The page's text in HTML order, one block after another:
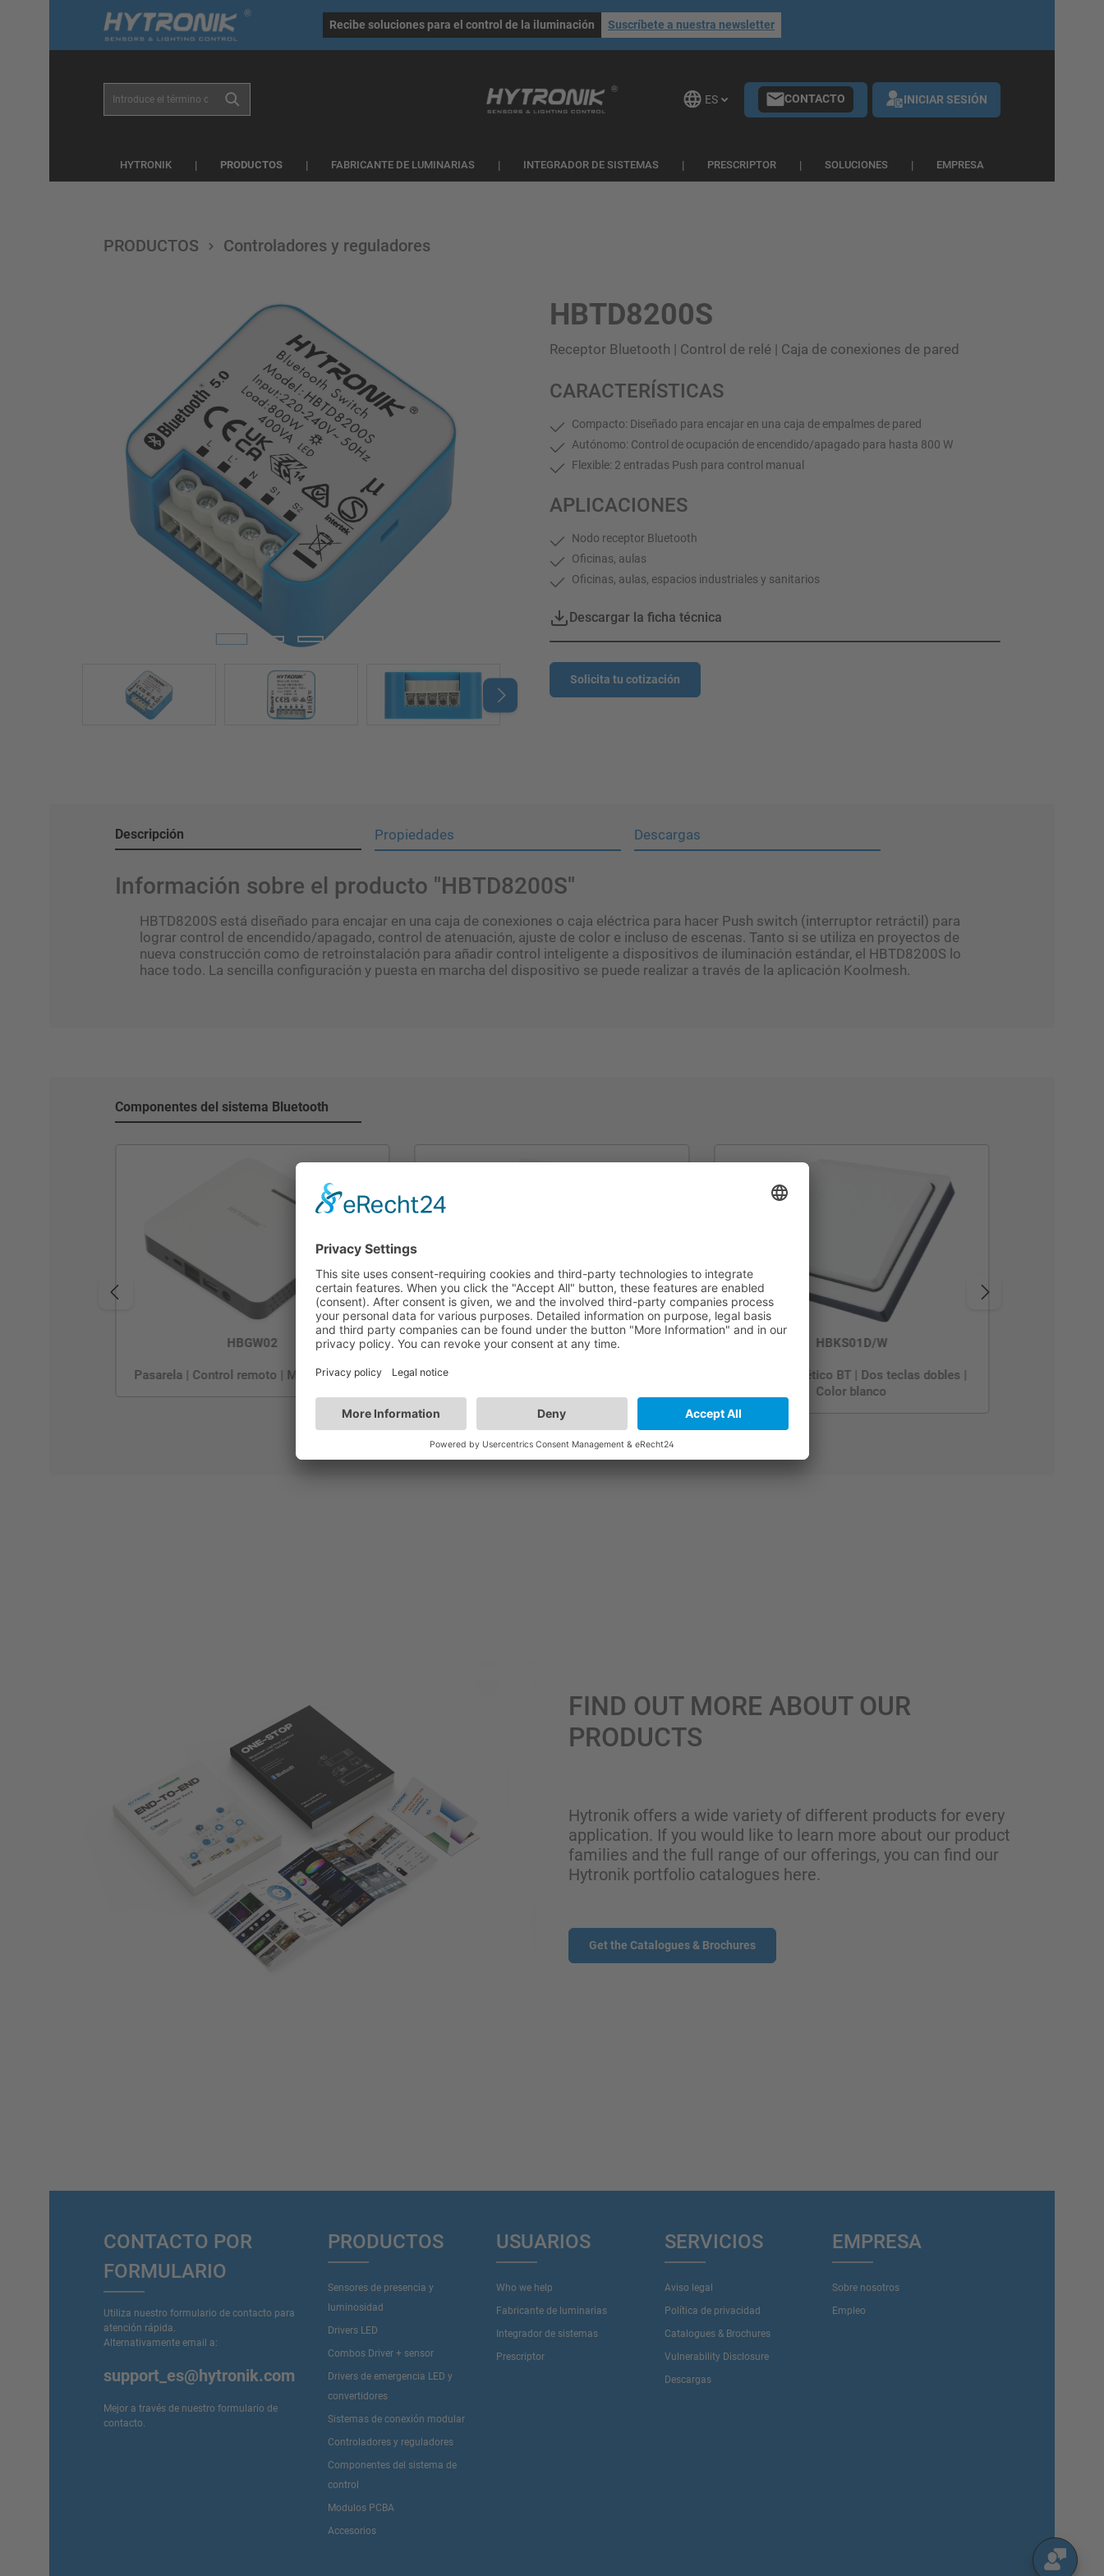
general.skipToNavigation
Recibe soluciones para el control de la iluminación Suscríbete a nuestra newsletter
ES CONTACTO INICIAR SESIÓN
HYTRONIK FABRICANTE DE LUMINARIAS INTEGRADOR DE SISTEMAS PRESCRIPTOR SOLUCIONES EMPRESA
PRODUCTOS Controladores y reguladores
HBTD8200S
Receptor Bluetooth | Control de relé | Caja de conexiones de pared
CARACTERÍSTICAS
Compacto: Diseñado para encajar en una caja de empalmes de pared
Autónomo: Control de ocupación de encendido/apagado para hasta 800 W
Flexible: 2 entradas Push para control manual
APLICACIONES
Nodo receptor Bluetooth
Oficinas, aulas
Oficinas, aulas, espacios industriales y sanitarios
Descargar la ficha técnica
Solicita tu cotización
Descripción Propiedades Descargas
Información sobre el producto "HBTD8200S"
HBTD8200S está diseñado para encajar en una caja de conexiones o caja eléctrica para hacer Push switch (interruptor retráctil) para
lograr control de encendido/apagado, control de atenuación, ajuste de color e incluso de escenas. Tanto si se utiliza en proyectos de
nueva construcción como de retroinstalación para añadir control inteligente a dispositivos de iluminación estándar, el HBTD8200S lo
hace todo. La sencilla configuración y puesta en marcha del dispositivo se puede realizar a través de la aplicación Koolmesh.
Componentes del sistema Bluetooth
HBGW02
Pasarela | Control remoto | Monitorización
HBKS01/W
Pulsador cinético BT | Una tecla simple |
HBKS01D/W
Pulsador cinético BT | Dos teclas dobles |
Color blanco
FIND OUT MORE ABOUT OUR
PRODUCTS
Hytronik offers a wide variety of different products for every
application. If you would like to learn more about our product
families and the full range of our offerings, you can find our
Hytronik portfolio catalogues here.
Get the Catalogues & Brochures
CONTACTO POR
FORMULARIO
Utiliza nuestro formulario de contacto para
atención rápida.
Alternativamente email a:
support_es@hytronik.com
Mejor a través de nuestro formulario de
contacto.
PRODUCTOS
Sensores de presencia y
luminosidad
Drivers LED
Combos Driver + sensor
Drivers de emergencia LED y
convertidores
Sistemas de conexión modular
Controladores y reguladores
Componentes del sistema de
control
Modulos PCBA
Accesorios
USUARIOS
Who we help
Fabricante de luminarias
Integrador de sistemas
Prescriptor
SERVICIOS
Aviso legal
Política de privacidad
Catalogues & Brochures
Vulnerability Disclosure
Descargas
EMPRESA
Sobre nosotros
Empleo